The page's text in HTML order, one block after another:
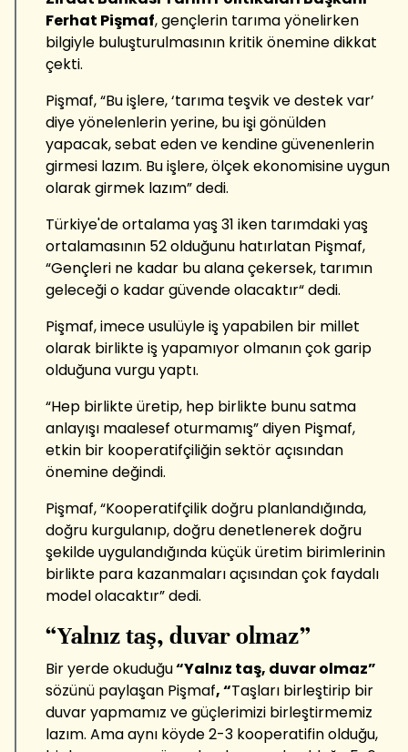
Ferhat Pişmaf, gençlerin tarıma yönelirken
bilgiyle buluşturulmasının kritik önemine dikkat
çekti.
Pişmaf, “Bu işlere, ‘tarıma teşvik ve destek var’
diye yönelenlerin yerine, bu işi gönülden
yapacak, sebat eden ve kendine güvenenlerin
girmesi lazım. Bu işlere, ölçek ekonomisine uygun
olarak girmek lazım” dedi.
Türkiye'de ortalama yaş 31 iken tarımdaki yaş
ortalamasının 52 olduğunu hatırlatan Pişmaf,
“Gençleri ne kadar bu alana çekersek, tarımın
geleceği o kadar güvende olacaktır“ dedi.
Pişmaf, imece usulüyle iş yapabilen bir millet
olarak birlikte iş yapamıyor olmanın çok garip
olduğuna vurgu yaptı.
“Hep birlikte üretip, hep birlikte bunu satma
anlayışı maalesef oturmamış” diyen Pişmaf,
etkin bir kooperatifçiliğin sektör açısından
önemine değindi.
Pişmaf, “Kooperatifçilik doğru planlandığında,
doğru kurgulanıp, doğru denetlenerek doğru
şekilde uygulandığında küçük üretim birimlerinin
birlikte para kazanmaları açısından çok faydalı
model olacaktır” dedi.
“Yalnız taş, duvar olmaz”
Bir yerde okuduğu“Yalnız taş, duvar olmaz”
sözünü paylaşan Pişmaf, “Taşları birleştirip bir
duvar yapmamız ve güçlerimizi birleştirmemiz
lazım. Ama aynı köyde 2-3 kooperatifin olduğu,